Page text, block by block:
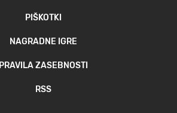
PIŠKOTKI
NAGRADNE IGRE
PRAVILA ZASEBNOSTI
RSS